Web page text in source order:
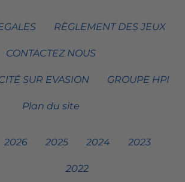
RÈGLEMENT DES JEUX
CONTACTEZ NOUS
SUR EVASION GROUPE HPI
Plan du site
2026 2025 2024 2023
2022